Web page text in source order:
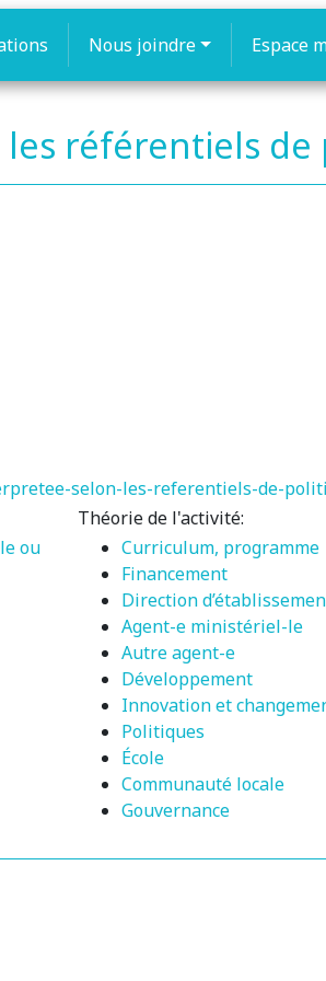
Nous joindre Espace
référentiels
selon-les-referentiels-de-
ou
Théorie de l'activité:
Curriculum, programme
Financement
Direction
Agent-e ministériel-le
Autre agent-e
Développement
Innovation et
Politiques
École
Communauté locale
Gouvernance